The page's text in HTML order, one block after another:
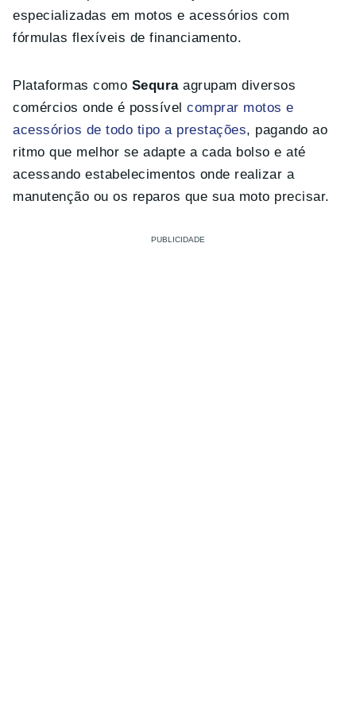
especializadas em motos e acessórios com
fórmulas flexíveis de financiamento.
Plataformas como Sequraagrupam diversos
comércios onde é possívelcomprar motos e
acessórios de todo tipo a prestações, pagando ao
ritmo que melhor se adapte a cada bolso e até
acessando estabelecimentos onde realizar a
manutenção ou os reparos que sua moto precisar.